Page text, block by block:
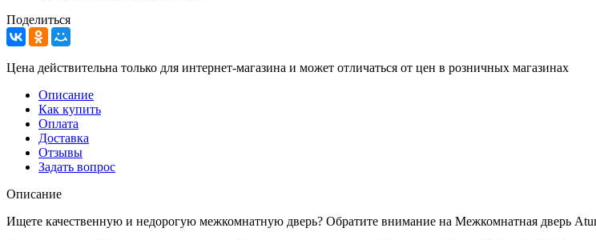
Поделиться
Цена действительна только для интернет-магазина и может отличаться от цен в розничных магазинах
Описание
Как купить
Оплата
Доставка
Отзывы
Задать вопрос
Описание
Ищете качественную и недорогую межкомнатную дверь? Обратите внимание на Межкомнатная дверь